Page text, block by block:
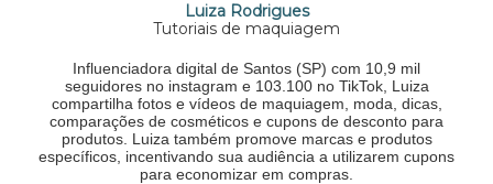
Luiza Rodrigues
Tutoriais de maquiagem
Influenciadora digital de Santos (SP) com 10,9 mil
seguidores no instagram e 103.100 no TikTok, Luiza
compartilha fotos e vídeos de maquiagem, moda, dicas,
comparações de cosméticos e cupons de desconto para
produtos. Luiza também promove marcas e produtos
específicos, incentivando sua audiência a utilizarem cupons
para economizar em compras.